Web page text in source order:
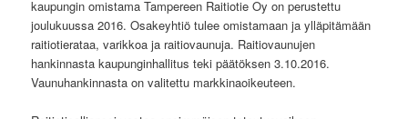
kaupungin omistama Tampereen Raitiotie Oy on perustettu
joulukuussa 2016. Osakeyhtiö tulee omistamaan ja ylläpitämään
raitiotierataa, varikkoa ja raitiovaunuja. Raitiovaunujen
hankinnasta kaupunginhallitus teki päätöksen 3.10.2016.
Vaunuhankinnasta on valitettu markkinaoikeuteen.